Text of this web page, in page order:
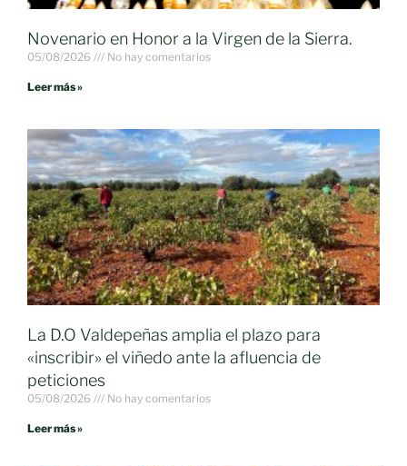
Novenario en Honor a la Virgen de la Sierra.
05/08/2026 No hay comentarios
Leer más »
La D.O Valdepeñas amplia el plazo para
«inscribir» el viñedo ante la afluencia de
peticiones
05/08/2026 No hay comentarios
Leer más »